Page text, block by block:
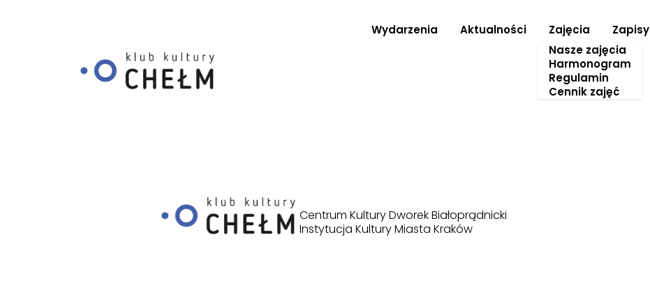
Wydarzenia Aktualności
Zajęcia
Nasze zajęcia
Harmonogram
Regulamin
Cennik zajęć
Zapisy
Centrum Kultury Dworek Białoprądnicki
Instytucja Kultury Miasta Kraków